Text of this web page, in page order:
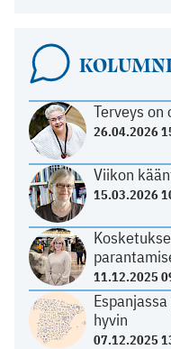
Terveys
26.04.2026
Viikon
15.03.2026
11.12.2025
hyvin
07.12.2025